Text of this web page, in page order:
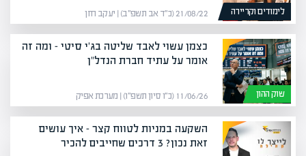
לימודים וקריירה 21/08/22 (כ״ד אב תשפ״ב) | יעקב חזן
שוק ההון
כצמן עשוי לאבד שליטה בג'י סיטי – ומה זה
אומר על עתיד חברת הנדל"ן
11/06/26 (כ״ו סיון תשפ״ו) | מערכת אפיק
השקעה במניות לטווח קצר – איך עושים
זאת נכון? 3 דרכים שחייבים להכיר